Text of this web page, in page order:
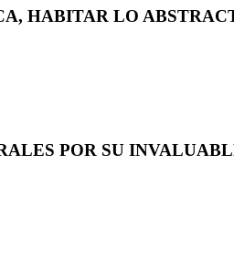
HABITAR LO
POR SU